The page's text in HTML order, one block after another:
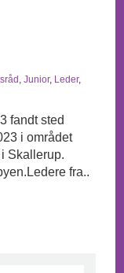
,Junior, Leder,
fandt sted
i området
Skallerup.
fra..